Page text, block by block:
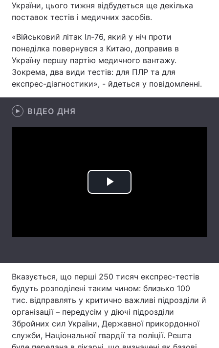
Техно і зв'язок Лайт
Зброя Інциденти
Здоров'я Туризм
Цікавинки Погода
Думки
Вакансії
Послуги
Тема оформлення
України, цього тижня відбудеться ще декілька
поставок тестів і медичних засобів.
«Військовий літак Іл-76, який у ніч проти
понеділка повернувся з Китаю, доправив в
Україну першу партію медичного вантажу.
Зокрема, два види тестів: для ПЛР та для
експрес-діагностики», - йдеться у повідомленні.
ВІДЕО ДНЯ
Play
Вказується, що перші 250 тисяч експрес-тестів
будуть розподілені таким чином: близько 100
тис. відправлять у критично важливі підрозділи й
організації – передусім у діючі підрозділи
Збройних сил України, Державної прикордонної
служби, Національної гвардії та поліції. Решта